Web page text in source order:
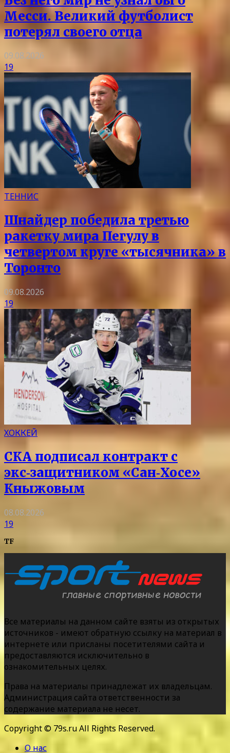
Месси. Великий футболист
потерял своего отца
09.08.2026
19
ТЕННИС
Шнайдер победила третью
ракетку мира Пегулу в
четвертом круге «тысячника» в
Торонто
09.08.2026
19
ХОККЕЙ
СКА подписал контракт с
экс‑защитником «Сан‑Хосе»
Кныжовым
08.08.2026
19
TF
Все материалы на данном сайте взяты из открытых
источников - имеют обратную ссылку на материал в
интернете или присланы посетителями сайта и
предоставляются исключительно в
ознакомительных целях.
Права на материалы принадлежат их владельцам.
Администрация сайта ответственности за
содержание материала не несет.
Copyright © 79s.ru All Rights Reserved.
О нас